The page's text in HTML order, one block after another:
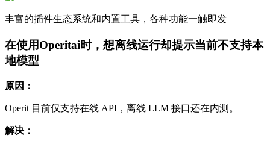
丰富的插件生态系统和内置工具，各种功能一触即发
在使用Operitai时，想离线运行却提示当前不支持本
地模型
原因：
Operit 目前仅支持在线 API，离线 LLM 接口还在内测。
解决：